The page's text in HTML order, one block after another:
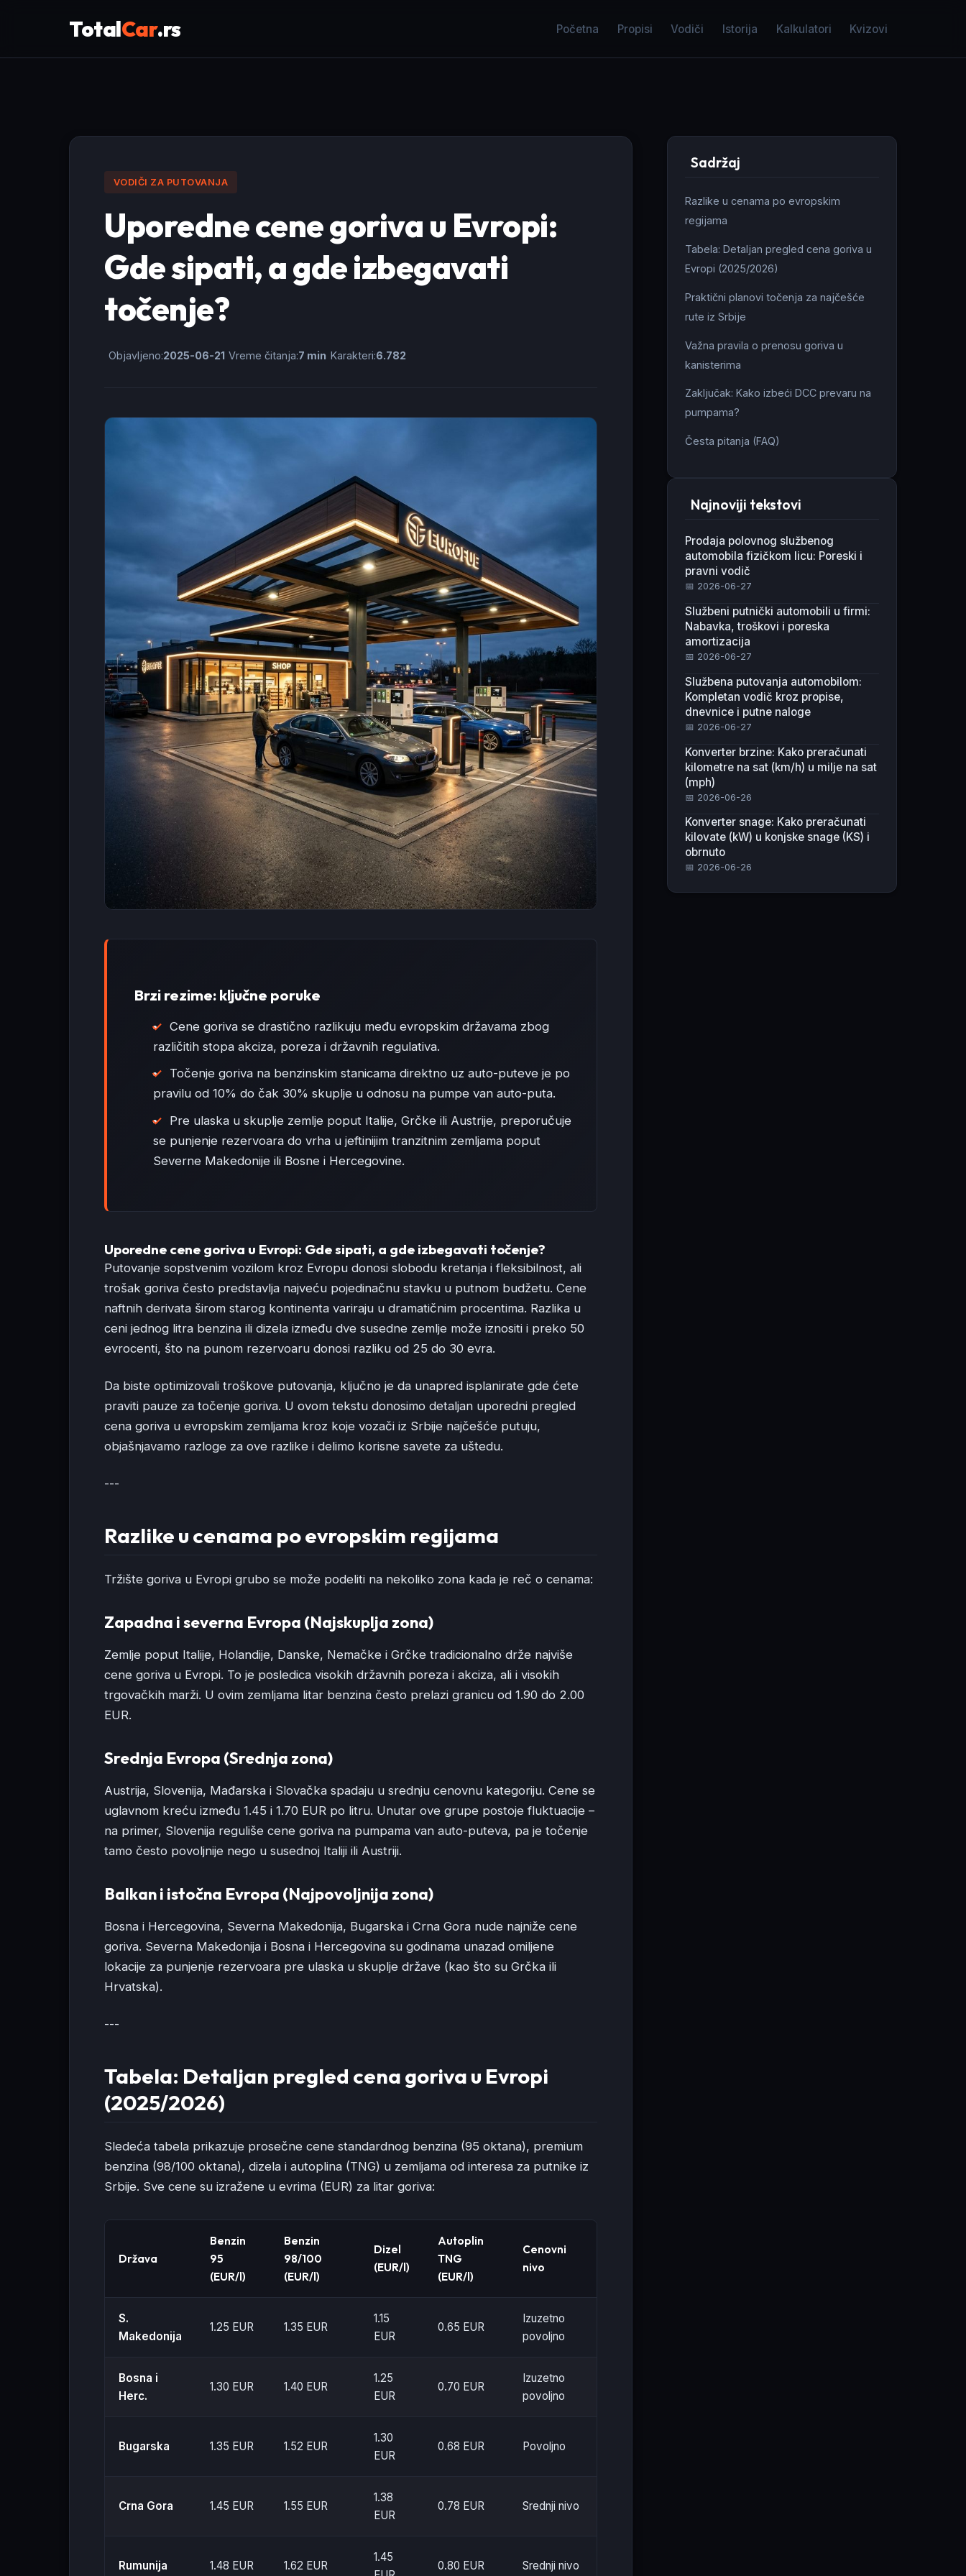
TotalCar.rs Početna Propisi Vodiči Istorija Kalkulatori Kvizovi
VODIČI ZA PUTOVANJA
Uporedne cene goriva u Evropi:
Gde sipati, a gde izbegavati
točenje?
Objavljeno:2025-06-21 Vreme čitanja:7 min Karakteri:6.782
Brzi rezime: ključne poruke
Cene goriva se drastično razlikuju među evropskim državama zbog
različitih stopa akciza, poreza i državnih regulativa.
Točenje goriva na benzinskim stanicama direktno uz auto-puteve je po
pravilu od 10% do čak 30% skuplje u odnosu na pumpe van auto-puta.
Pre ulaska u skuplje zemlje poput Italije, Grčke ili Austrije, preporučuje
se punjenje rezervoara do vrha u jeftinijim tranzitnim zemljama poput
Severne Makedonije ili Bosne i Hercegovine.
Uporedne cene goriva u Evropi: Gde sipati, a gde izbegavati točenje?
Putovanje sopstvenim vozilom kroz Evropu donosi slobodu kretanja i fleksibilnost, ali
trošak goriva često predstavlja najveću pojedinačnu stavku u putnom budžetu. Cene
naftnih derivata širom starog kontinenta variraju u dramatičnim procentima. Razlika u
ceni jednog litra benzina ili dizela između dve susedne zemlje može iznositi i preko 50
evrocenti, što na punom rezervoaru donosi razliku od 25 do 30 evra.
Da biste optimizovali troškove putovanja, ključno je da unapred isplanirate gde ćete
praviti pauze za točenje goriva. U ovom tekstu donosimo detaljan uporedni pregled
cena goriva u evropskim zemljama kroz koje vozači iz Srbije najčešće putuju,
objašnjavamo razloge za ove razlike i delimo korisne savete za uštedu.
---
Razlike u cenama po evropskim regijama
Tržište goriva u Evropi grubo se može podeliti na nekoliko zona kada je reč o cenama:
Zapadna i severna Evropa (Najskuplja zona)
Zemlje poput Italije, Holandije, Danske, Nemačke i Grčke tradicionalno drže najviše
cene goriva u Evropi. To je posledica visokih državnih poreza i akciza, ali i visokih
trgovačkih marži. U ovim zemljama litar benzina često prelazi granicu od 1.90 do 2.00
EUR.
Srednja Evropa (Srednja zona)
Austrija, Slovenija, Mađarska i Slovačka spadaju u srednju cenovnu kategoriju. Cene se
uglavnom kreću između 1.45 i 1.70 EUR po litru. Unutar ove grupe postoje fluktuacije –
na primer, Slovenija reguliše cene goriva na pumpama van auto-puteva, pa je točenje
tamo često povoljnije nego u susednoj Italiji ili Austriji.
Balkan i istočna Evropa (Najpovoljnija zona)
Bosna i Hercegovina, Severna Makedonija, Bugarska i Crna Gora nude najniže cene
goriva. Severna Makedonija i Bosna i Hercegovina su godinama unazad omiljene
lokacije za punjenje rezervoara pre ulaska u skuplje države (kao što su Grčka ili
Hrvatska).
---
Tabela: Detaljan pregled cena goriva u Evropi
(2025/2026)
Sledeća tabela prikazuje prosečne cene standardnog benzina (95 oktana), premium
benzina (98/100 oktana), dizela i autoplina (TNG) u zemljama od interesa za putnike iz
Srbije. Sve cene su izražene u evrima (EUR) za litar goriva:
Država
Benzin
95
(EUR/l)
Benzin
98/100
(EUR/l)
Dizel
(EUR/l)
Autoplin
TNG
(EUR/l)
Cenovni
nivo
S.
Makedonija
1.25 EUR 1.35 EUR
1.15
EUR
0.65 EUR
Izuzetno
povoljno
Bosna i
Herc.
1.30 EUR 1.40 EUR
1.25
EUR
0.70 EUR
Izuzetno
povoljno
Bugarska 1.35 EUR 1.52 EUR
1.30
EUR
0.68 EUR Povoljno
Crna Gora 1.45 EUR 1.55 EUR
1.38
EUR
0.78 EUR Srednji nivo
Rumunija 1.48 EUR 1.62 EUR
1.45
0.80 EUR Srednji nivo
Sadržaj
Razlike u cenama po evropskim
regijama
Tabela: Detaljan pregled cena goriva u
Evropi (2025/2026)
Praktični planovi točenja za najčešće
rute iz Srbije
Važna pravila o prenosu goriva u
kanisterima
Zaključak: Kako izbeći DCC prevaru na
pumpama?
Česta pitanja (FAQ)
Najnoviji tekstovi
Prodaja polovnog službenog
automobila fizičkom licu: Poreski i
pravni vodič
📅 2026-06-27
Službeni putnički automobili u firmi:
Nabavka, troškovi i poreska
amortizacija
📅 2026-06-27
Službena putovanja automobilom:
Kompletan vodič kroz propise,
dnevnice i putne naloge
📅 2026-06-27
Konverter brzine: Kako preračunati
kilometre na sat (km/h) u milje na sat
(mph)
📅 2026-06-26
Konverter snage: Kako preračunati
kilovate (kW) u konjske snage (KS) i
obrnuto
📅 2026-06-26